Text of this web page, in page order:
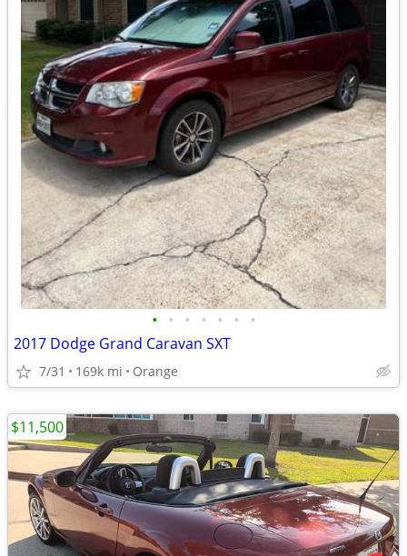
• • • • • • •
2017 Dodge Grand Caravan SXT
7/31 169k mi Orange
$11,500